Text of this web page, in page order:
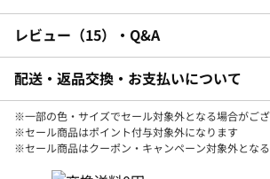
レビュー 15 ・Q&A
配送・返品交換・お支払いについて
※一部の色・サイズでセール対象外となる場合がご
※セール商品はポイント付与対象外になります
※セール商品はクーポン・キャンペーン対象外とな